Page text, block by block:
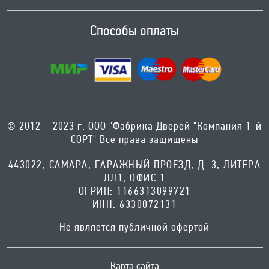
Способы оплаты
© 2012 – 2023 г. ООО "Фабрика Дверей "Компания 1-й
СОРТ" Все права защищены
443022, САМАРА, ГАРАЖНЫЙ ПРОЕЗД, Д. 3, ЛИТЕРА
ЛЛ1, ОФИС 1
ОГРИП: 1166313099721
ИНН: 6330072131
Не является публичной офертой